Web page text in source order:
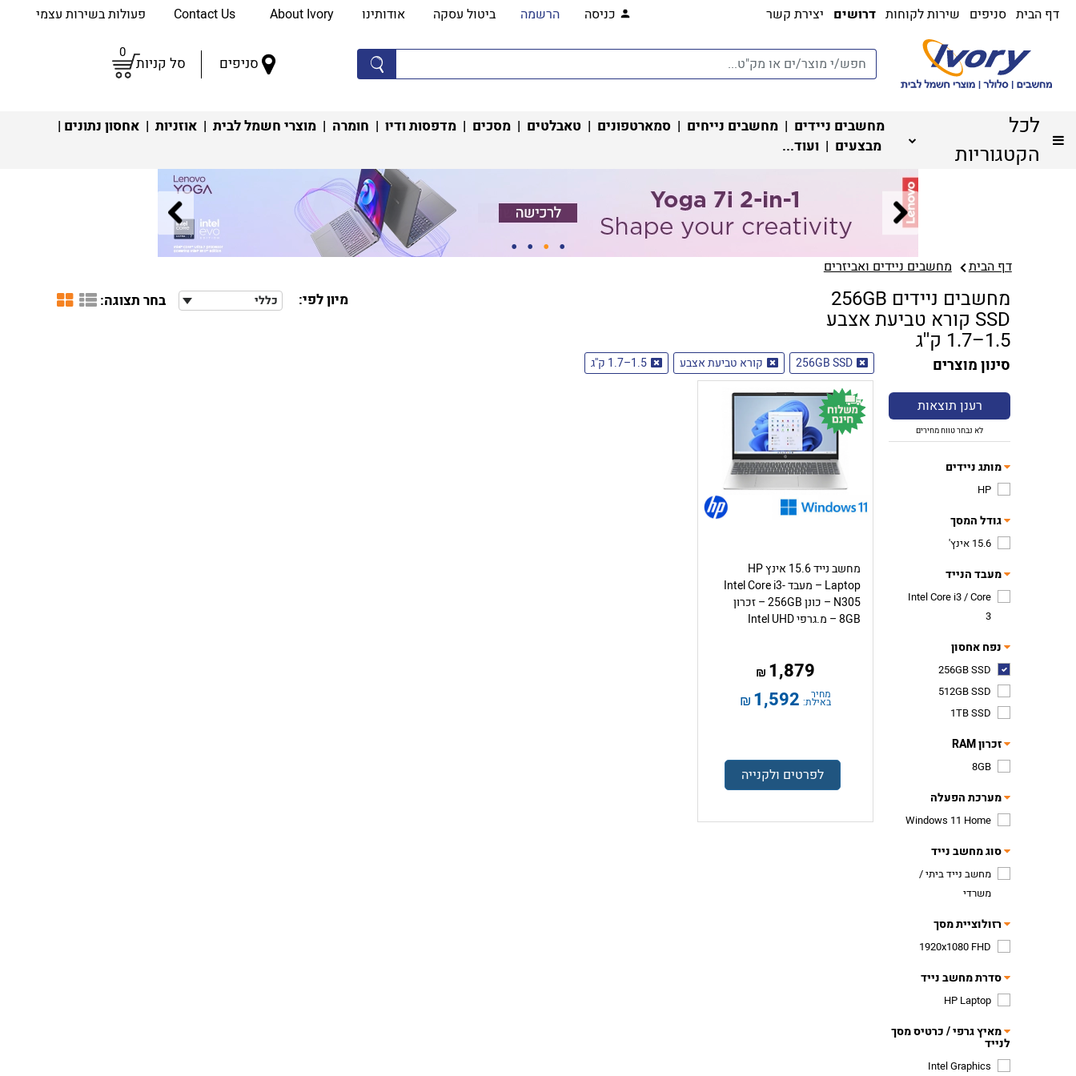
דף הבית סניפים שירות לקוחות דרושים יצירת קשר כניסה הרשמה ביטול עסקה אודותינו About Ivory פעולות בשירות עצמי
סניפים סל קניות
0
לכל
הקטגוריות
מחשבים ניידים | מחשבים נייחים | סמארטפונים | טאבלטים | מסכים | מדפסות ודיו | חומרה | מוצרי חשמל לבית | אוזניות | אחסון נתונים |
מבצעים | ועוד...
דף הבית מחשבים ניידים ואביזרים
מחשבים ניידים 256GB
SSD קורא טביעת אצבע
1.5–1.7 ק''ג
מיון לפי: כללי בחר תצוגה:
סינון מוצרים
רענן תוצאות
לא נבחר טווח מחירים
מותג ניידים
HP
גודל המסך
15.6 אינץ'
מעבד הנייד
Intel Core i3 / Core
3
נפח אחסון
256GB SSD
512GB SSD
1TB SSD
זכרון RAM
8GB
מערכת הפעלה
Windows 11 Home
סוג מחשב נייד
מחשב נייד ביתי /
משרדי
רזולוציית מסך
1920x1080 FHD
סדרת מחשב נייד
HP Laptop
מאיץ גרפי / כרטיס מסך
לנייד
Intel Graphics
256GB SSD קורא טביעת אצבע 1.5–1.7 ק''ג
מחשב נייד 15.6 אינץ HP
Laptop – מעבד Intel Core i3-
N305 – כונן 256GB – זכרון
8GB – מ.גרפי Intel UHD
1,879
₪
מחיר
באילת: 1,592
₪
לפרטים ולקנייה